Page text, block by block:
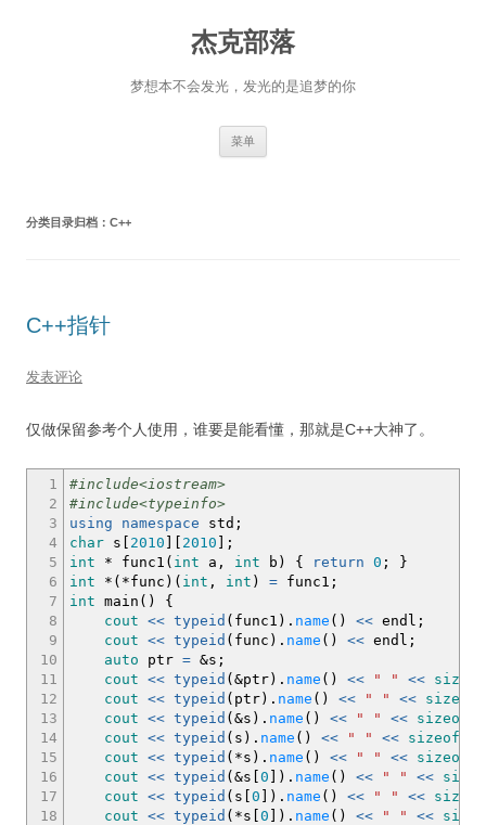
杰克部落
梦想本不会发光，发光的是追梦的你
菜单
分类目录归档： C++
C++指针
发表评论
仅做保留参考个人使用，谁要是能看懂，那就是C++大神了。
1
2
3
4
5
6
7
8
9
10
11
12
13
14
15
16
17
18
#include<iostream>
#include<typeinfo>
using
namespace std ;
char s 2010 2010
;
int
* func1 ( int a, int b ) { return 0 ;
}
int
* ( *func ) ( int , int ) = func1 ;
int main ( )
{
cout << typeid ( func1 ) . name ( ) << endl ;
cout << typeid ( func ) . name ( ) << endl ;
auto ptr = &s ;
cout << typeid ( &ptr) . name ( ) << " " << sizeof
cout << typeid ( ptr) . name ( ) << " " << sizeof
cout << typeid ( &s ) . name ( ) << " " << sizeof
cout << typeid ( s ) . name ( ) << " " << sizeof
cout << typeid ( *s ) . name ( ) << " " << sizeof
cout << typeid ( &s 0 ) . name ( ) << " " <<
cout << typeid ( s 0 ) . name ( ) << " " << sizeof
cout << typeid ( *s 0 ) . name ( ) << " " <<